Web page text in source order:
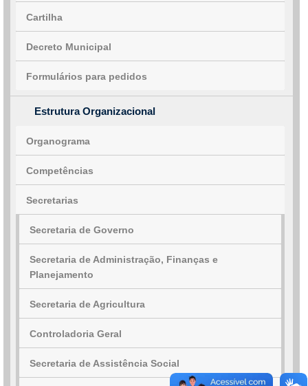
Cartilha
Decreto Municipal
Formulários para pedidos
Estrutura Organizacional
Organograma
Competências
Secretarias
Secretaria de Governo
Secretaria de Administração, Finanças e
Planejamento
Secretaria de Agricultura
Controladoria Geral
Secretaria de Assistência Social